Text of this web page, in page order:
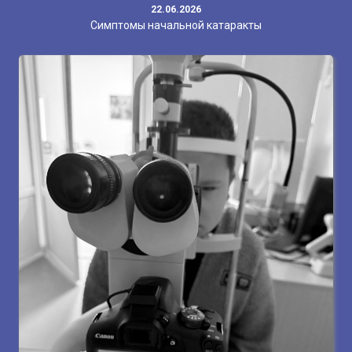
22.06.2026
Симптомы начальной катаракты